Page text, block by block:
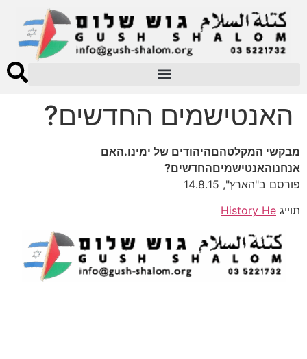
האנטישמים החדשים?
מבקשי המקלטהםהיהודים של ימינו.האם
אנחנוהאנטישמיםהחדשים?
פורסם ב"הארץ", 14.8.15
תוייג History He